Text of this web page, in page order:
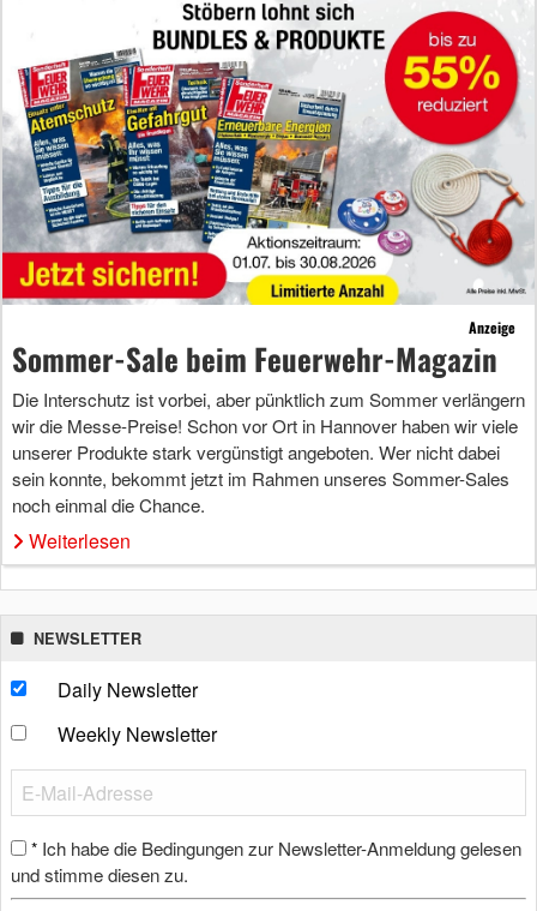
Anzeige
Sommer-Sale beim Feuerwehr-Magazin
Die Interschutz ist vorbei, aber pünktlich zum Sommer verlängern
wir die Messe-Preise! Schon vor Ort in Hannover haben wir viele
unserer Produkte stark vergünstigt angeboten. Wer nicht dabei
sein konnte, bekommt jetzt im Rahmen unseres Sommer-Sales
noch einmal die Chance.
Weiterlesen
NEWSLETTER
Daily Newsletter
Weekly Newsletter
* Ich habe die Bedingungen zur Newsletter-Anmeldung gelesen
und stimme diesen zu.